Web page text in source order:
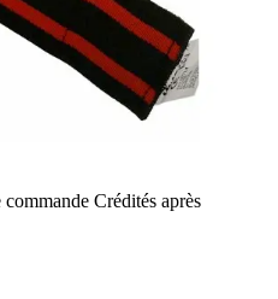
Crédités après